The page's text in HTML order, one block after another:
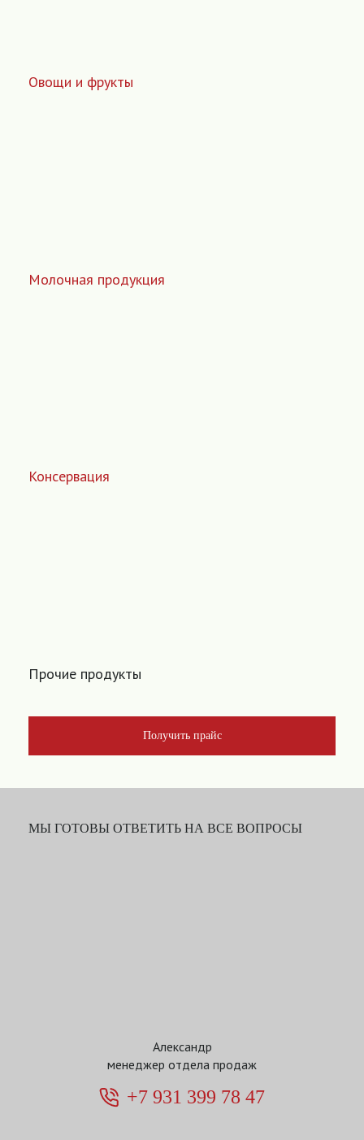
Овощи и фрукты
Молочная продукция
Консервация
Прочие продукты
Получить прайс
МЫ ГОТОВЫ ОТВЕТИТЬ НА ВСЕ ВОПРОСЫ
Александр
менеджер отдела продаж
+7 931 399 78 47